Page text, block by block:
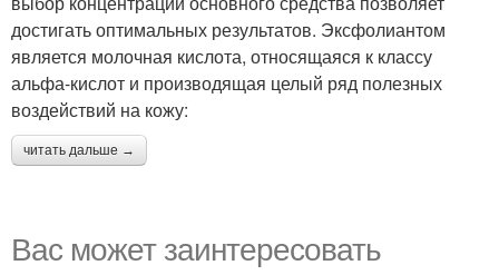
достигать оптимальных результатов. Эксфолиантом
является молочная кислота, относящаяся к классу
альфа-кислот и производящая целый ряд полезных
воздействий на кожу:
читать дальше →
Вас может заинтересовать